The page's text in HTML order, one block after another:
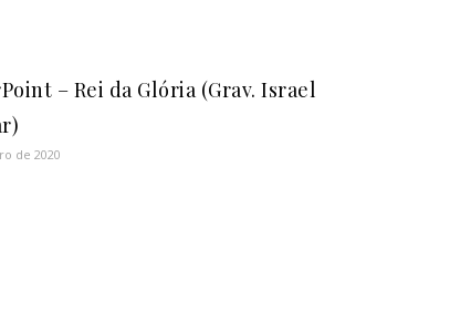
– Rei da Glória (Grav. Israel
de 2020